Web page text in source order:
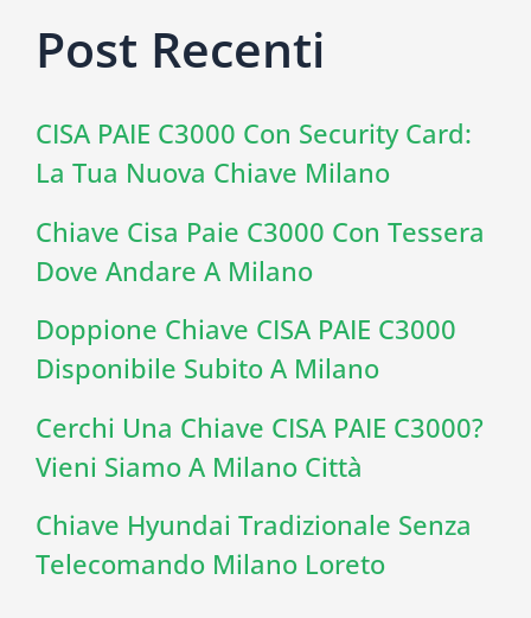
Post Recenti
CISA PAIE C3000 Con Security Card:
La Tua Nuova Chiave Milano
Chiave Cisa Paie C3000 Con Tessera
Dove Andare A Milano
Doppione Chiave CISA PAIE C3000
Disponibile Subito A Milano
Cerchi Una Chiave CISA PAIE C3000?
Vieni Siamo A Milano Città
Chiave Hyundai Tradizionale Senza
Telecomando Milano Loreto